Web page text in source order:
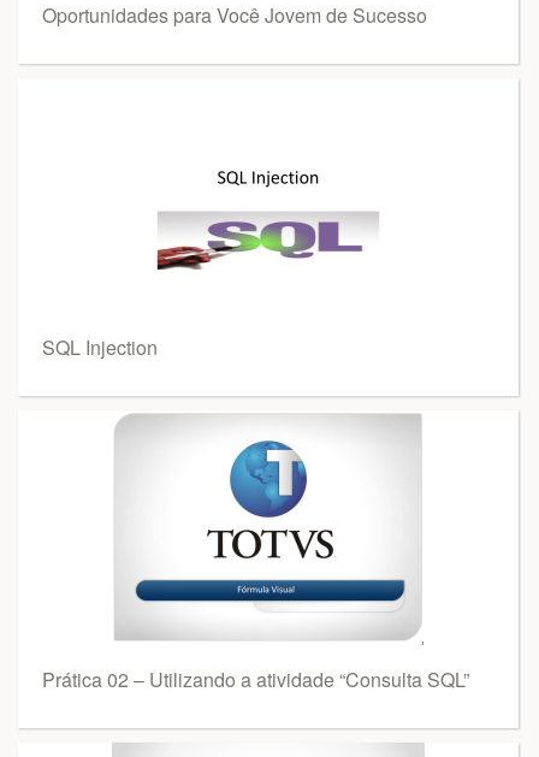
Oportunidades para Você Jovem de Sucesso
SQL Injection
Prática 02 – Utilizando a atividade “Consulta SQL”